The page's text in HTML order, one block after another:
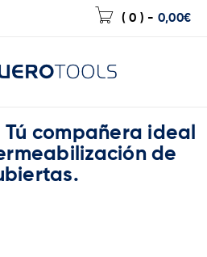
( 0 ) - 0,00€
Tú compañera ideal
de